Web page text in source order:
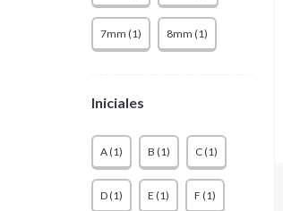
7mm (1) 8mm (1)
Iniciales
A (1) B (1) C (1)
D (1) E (1) F (1)